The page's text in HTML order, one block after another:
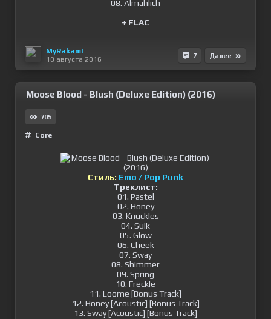
08. Almahlich
+ FLAC
MyRakamI
10 августа 2016
7 Далее
Moose Blood - Blush (Deluxe Edition) (2016)
705
Сore
Стиль: Emo / Pop Punk
Треклист:
01. Pastel
02. Honey
03. Knuckles
04. Sulk
05. Glow
06. Cheek
07. Sway
08. Shimmer
09. Spring
10. Freckle
11. Loome [Bonus Track]
12. Honey [Acoustic] [Bonus Track]
13. Sway [Acoustic] [Bonus Track]